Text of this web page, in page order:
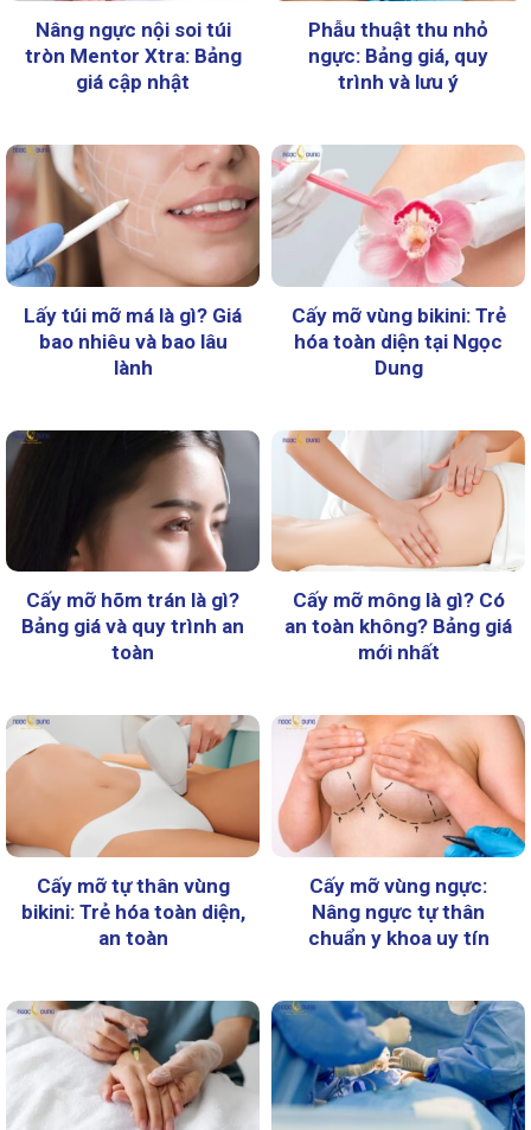
Nâng ngực nội soi túi
tròn Mentor Xtra: Bảng
giá cập nhật
Phẫu thuật thu nhỏ
ngực: Bảng giá, quy
trình và lưu ý
Lấy túi mỡ má là gì? Giá
bao nhiêu và bao lâu
lành
Cấy mỡ vùng bikini: Trẻ
hóa toàn diện tại Ngọc
Dung
Cấy mỡ hõm trán là gì?
Bảng giá và quy trình an
toàn
Cấy mỡ mông là gì? Có
an toàn không? Bảng giá
mới nhất
Cấy mỡ tự thân vùng
bikini: Trẻ hóa toàn diện,
an toàn
Cấy mỡ vùng ngực:
Nâng ngực tự thân
chuẩn y khoa uy tín